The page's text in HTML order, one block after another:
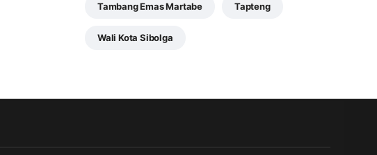
Tambang Emas Martabe Tapteng
Wali Kota Sibolga